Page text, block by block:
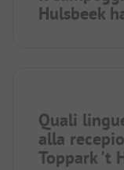
Hulsbeek
Quali
alla
Toppark 't